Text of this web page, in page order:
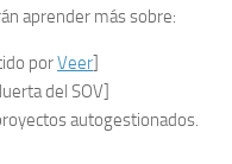
aprender más sobre:
porVeer]
del SOV]
autogestionados.